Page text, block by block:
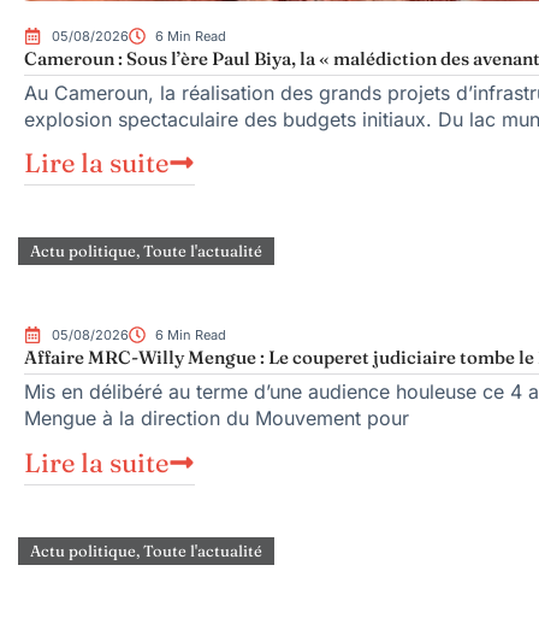
05/08/2026 6 Min Read
Cameroun : Sous l’ère Paul Biya, la « malédiction des
Au Cameroun, la réalisation des grands projets
explosion spectaculaire des budgets initiaux. Du lac
Lire la suite
Actu politique,Toute l'actualité
05/08/2026 6 Min Read
Affaire MRC-Willy Mengue : Le couperet judiciaire tombe le
Mis en délibéré au terme d’une audience houleuse ce
Mengue à la direction du Mouvement pour
Lire la suite
Actu politique,Toute l'actualité